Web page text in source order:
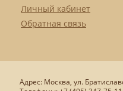
Личный кабинет
Обратная связь
Адрес: Москва, ул.